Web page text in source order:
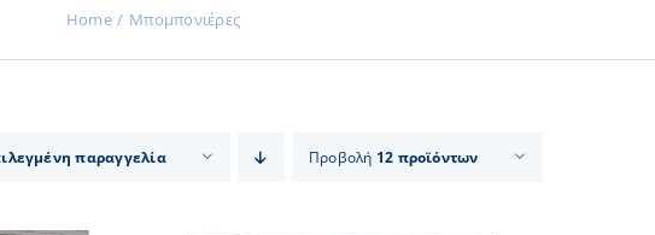
Home Μπομπονιέρες
παραγγελία Προβολή 12 προϊόντων